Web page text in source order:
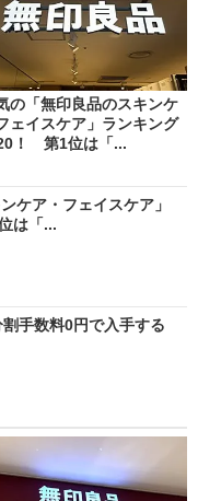
の「無印良品のスキンケ
ェイスケア」ランキング
！ 第1位は「...
ケア・フェイスケア」
は「...
手数料0円で入手する